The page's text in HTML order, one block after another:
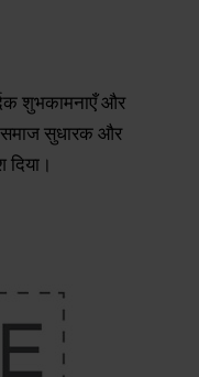
शुभकामनाएँ और
समाज सुधारक और